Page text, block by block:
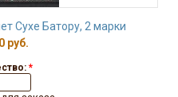
Сухе Батору, 2 марки
руб.
*